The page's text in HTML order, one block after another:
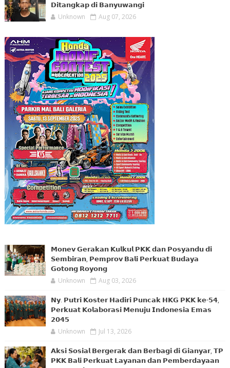
𝗗𝗶𝘁𝗮𝗻𝗴𝗸𝗮𝗽 𝗱𝗶 𝗕𝗮𝗻𝘆𝘂𝘄𝗮𝗻𝗴𝗶
Unknown Aug 07, 2026
𝗠𝗼𝗻𝗲𝘃 𝗚𝗲𝗿𝗮𝗸𝗮𝗻 𝗞𝘂𝗹𝗸𝘂𝗹 𝗣𝗞𝗞 𝗱𝗮𝗻 𝗣𝗼𝘀𝘆𝗮𝗻𝗱𝘂 𝗱𝗶
𝗦𝗲𝗺𝗯𝗶𝗿𝗮𝗻, 𝗣𝗲𝗺𝗽𝗿𝗼𝘃 𝗕𝗮𝗹𝗶 𝗣𝗲𝗿𝗸𝘂𝗮𝘁 𝗕𝘂𝗱𝗮𝘆𝗮
𝗚𝗼𝘁𝗼𝗻𝗴 𝗥𝗼𝘆𝗼𝗻𝗴
Unknown Aug 03, 2026
𝗡𝘆. 𝗣𝘂𝘁𝗿𝗶 𝗞𝗼𝘀𝘁𝗲𝗿 𝗛𝗮𝗱𝗶𝗿𝗶 𝗣𝘂𝗻𝗰𝗮𝗸 𝗛𝗞𝗚 𝗣𝗞𝗞 𝗸𝗲-𝟱𝟰,
𝗣𝗲𝗿𝗸𝘂𝗮𝘁 𝗞𝗼𝗹𝗮𝗯𝗼𝗿𝗮𝘀𝗶 𝗠𝗲𝗻𝘂𝗷𝘂 𝗜𝗻𝗱𝗼𝗻𝗲𝘀𝗶𝗮 𝗘𝗺𝗮𝘀
𝟮𝟬𝟰𝟱
Unknown Jul 13, 2026
𝗔𝗸𝘀𝗶 𝗦𝗼𝘀𝗶𝗮𝗹 𝗕𝗲𝗿𝗴𝗲𝗿𝗮𝗸 𝗱𝗮𝗻 𝗕𝗲𝗿𝗯𝗮𝗴𝗶 𝗱𝗶 𝗚𝗶𝗮𝗻𝘆𝗮𝗿, 𝗧𝗣
𝗣𝗞𝗞 𝗕𝗮𝗹𝗶 𝗣𝗲𝗿𝗸𝘂𝗮𝘁 𝗟𝗮𝘆𝗮𝗻𝗮𝗻 𝗱𝗮𝗻 𝗣𝗲𝗺𝗯𝗲𝗿𝗱𝗮𝘆𝗮𝗮𝗻